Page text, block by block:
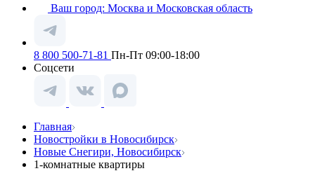
Ваш город: Москва и Московская область
8 800 500-71-81 Пн-Пт 09:00-18:00
Соцсети
Главная
Новостройки в Новосибирск
Новые Снегири, Новосибирск
1-комнатные квартиры